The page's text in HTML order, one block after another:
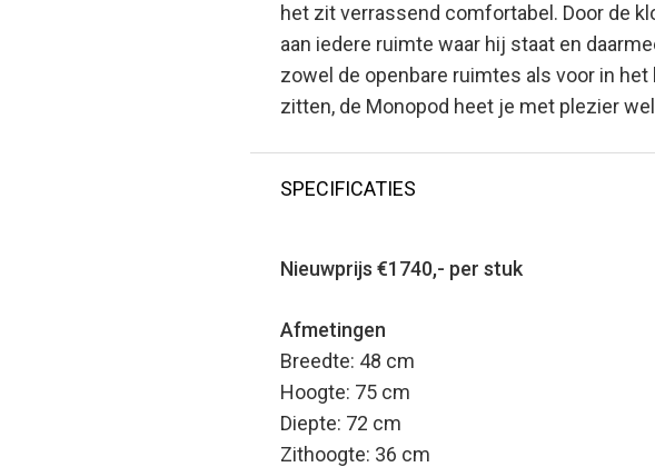
het zit verrassend comfortabel. Door de
aan iedere ruimte waar hij staat en
zowel de openbare ruimtes als voor in het
zitten, de Monopod heet je met plezier
SPECIFICATIES
Nieuwprijs €1740,- per stuk
Afmetingen
Breedte: 48 cm
Hoogte: 75 cm
Diepte: 72 cm
Zithoogte: 36 cm